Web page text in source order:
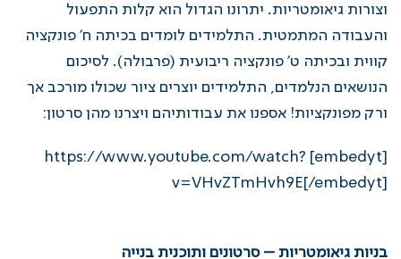
וצורות גיאומטריות. יתרונו הגדול הוא קלות התפעול
והעבודה המתמטית. התלמידים לומדים בכיתה ח' פונקציה
קווית ובכיתה ט' פונקציה ריבועית (פרבולה). לסיכום
הנושאים הנלמדים, התלמידים יוצרים ציור שכולו מורכב אך
ורק מפונקציות! אספנו את עבודותיהם ויצרנו מהן סרטון:
[embedyt] https://www.youtube.com/watch?
v=VHvZTmHvh9E[/embedyt]
בניות גיאומטריות – סרטונים ותוכנית בנייה